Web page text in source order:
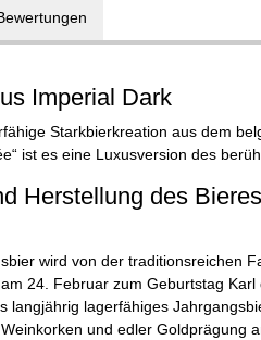
Imperial Dark
Starkbierkreation aus dem
ist es eine Luxusversion des
Herstellung des
wird von der traditionsreichen
24. Februar zum Geburtstag
langjährig lagerfähiges
und edler Goldprägung